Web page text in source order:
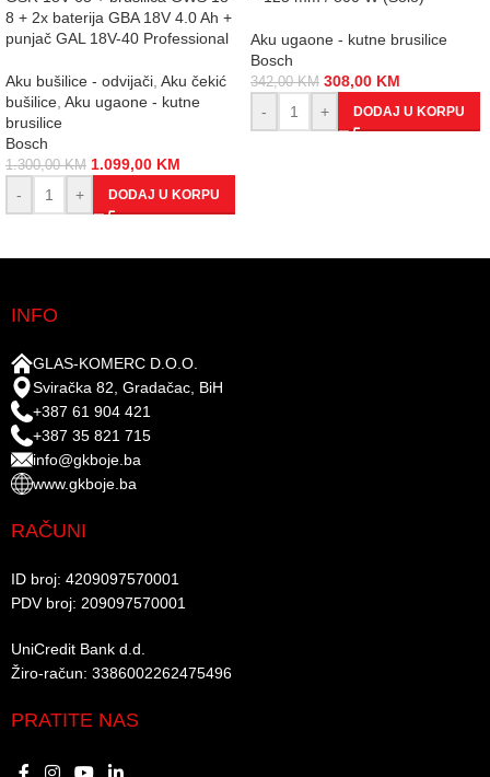
8 + 2x baterija GBA 18V 4.0 Ah +
punjač GAL 18V-40 Professional
Aku bušilice - odvijači, Aku čekić
bušilice, Aku ugaone - kutne
brusilice
Bosch
1.300,00KM 1.099,00 KM
-
+ DODAJ U KORPU
Aku ugaone - kutne brusilice
Bosch
342,00KM 308,00 KM
-
+ DODAJ U KORPU
INFO
GLAS-KOMERC D.O.O.
Sviračka 82, Gradačac, BiH
+387 61 904 421
+387 35 821 715
info@gkboje.ba
www.gkboje.ba
RAČUNI
ID broj: 4209097570001​
PDV broj: 209097570001 ​
UniCredit Bank d.d.​
Žiro-račun: 3386002262475496​​
PRATITE NAS